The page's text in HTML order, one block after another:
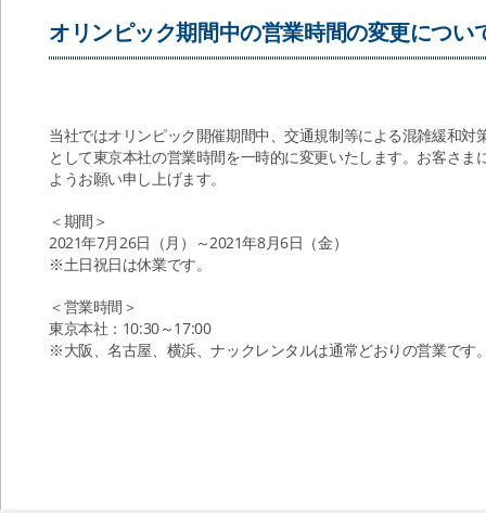
オリンピック期間中の営業時間の変更につい
当社ではオリンピック開催期間中、交通規制等による混雑緩和
として東京本社の営業時間を一時的に変更いたします。お客さ
ようお願い申し上げます。
＜期間＞
2021年7月26日（月）～2021年8月6日（金）
※土日祝日は休業です。
＜営業時間＞
東京本社：10:30～17:00
※大阪、名古屋、横浜、ナックレンタルは通常どおりの営業です